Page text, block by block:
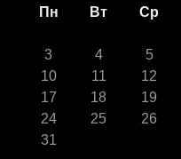
Пн
Вт Ср
3
4 5
10
11 12
17
18 19
24
25 26
31